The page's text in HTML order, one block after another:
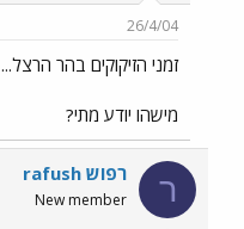
26/4/04
זמני הזיקוקים בהר הרצל...
מישהו יודע מתי?
ר רפוש rafush
New member